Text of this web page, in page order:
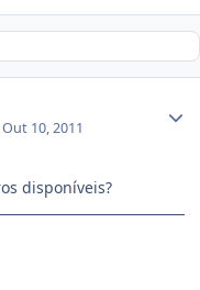
Out 10, 2011
disponíveis?